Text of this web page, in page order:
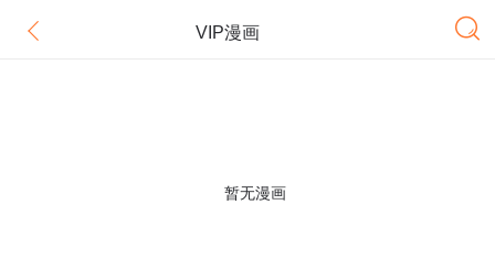
VIP漫画
暂无漫画